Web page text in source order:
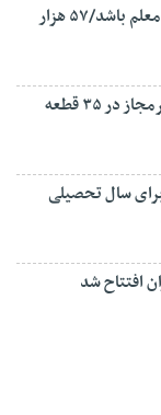
هیچ کلاس درسی نباید بدون معلم باشد/۵۷ هزار
قلع و قمع ساخت‌وسازهای غیرمجاز در ۳۵ قطعه
سال تحصیلی